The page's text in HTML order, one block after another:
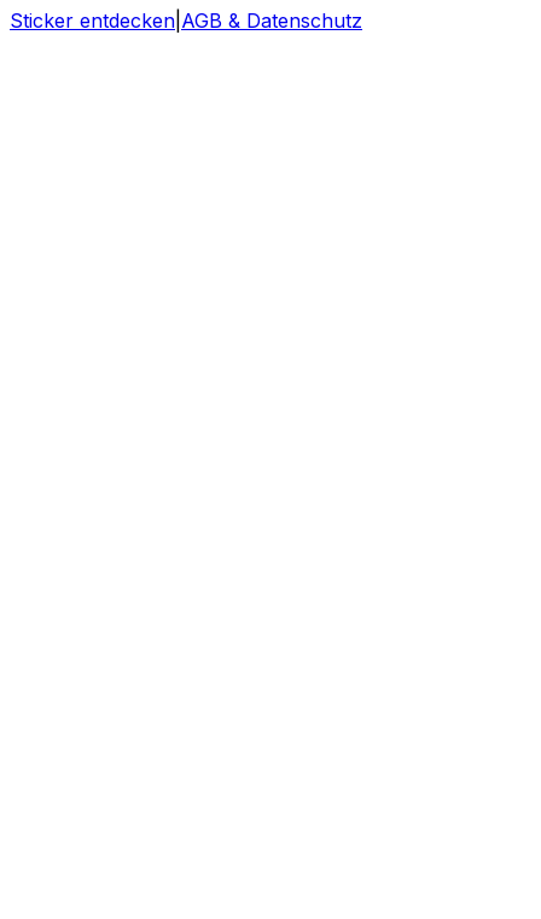
Sticker entdecken AGB & Datenschutz